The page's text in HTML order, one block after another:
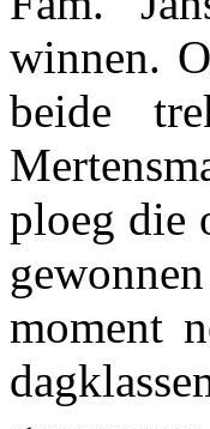
winnen.
beide
ploeg die
moment